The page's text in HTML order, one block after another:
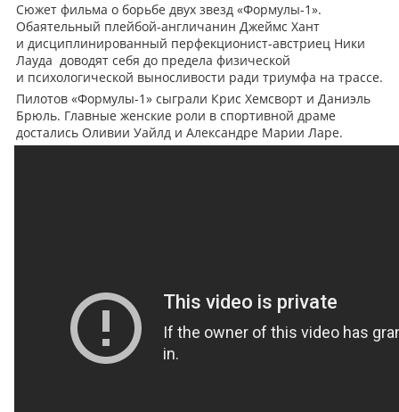
Сюжет фильма о борьбе двух звезд «Формулы-1».
Обаятельный плейбой-англичанин Джеймс Хант
и дисциплинированный перфекционист-австриец Ники
Лауда доводят себя до предела физической
и психологической выносливости ради триумфа на трассе.
Пилотов «Формулы-1» сыграли Крис Хемсворт и Даниэль
Брюль. Главные женские роли в спортивной драме
достались Оливии Уайлд и Александре Марии Ларе.